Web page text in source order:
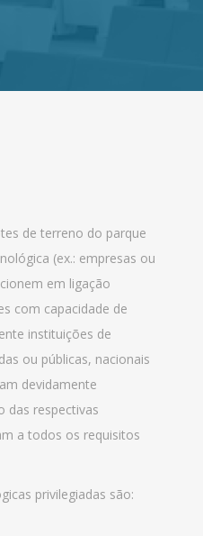
de terreno do parque
(ex.: empresas ou
em ligação
com capacidade de
instituições de
ou públicas, nacionais
devidamente
das respectivas
a todos os requisitos
privilegiadas são: